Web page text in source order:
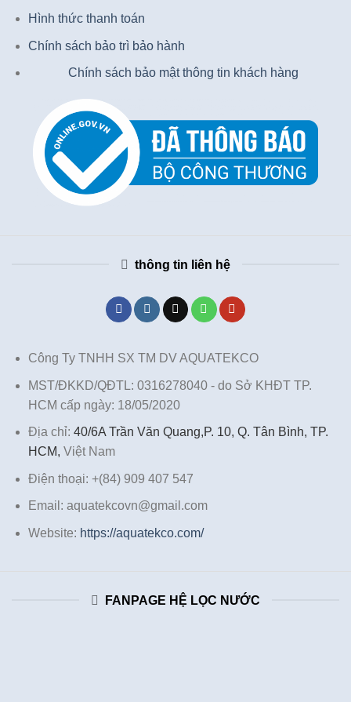
Hình thức thanh toán
Chính sách bảo trì bảo hành
Chính sách bảo mật thông tin khách hàng
thông tin liên hệ
Công Ty TNHH SX TM DV AQUATEKCO
MST/ĐKKD/QĐTL: 0316278040 - do Sở KHĐT TP.
HCM cấp ngày: 18/05/2020
Địa chỉ: 40/6A Trần Văn Quang,P. 10, Q. Tân Bình, TP.
HCM, Việt Nam
Điện thoại: +(84) 909 407 547
Email: aquatekcovn@gmail.com
Website: https://aquatekco.com/
FANPAGE HỆ LỌC NƯỚC